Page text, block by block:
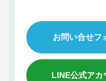
お問い合せフ
LINE公式アカ